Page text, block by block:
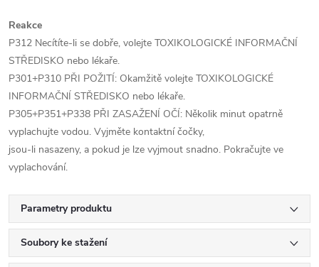
Reakce
P312 Necítíte-li se dobře, volejte TOXIKOLOGICKÉ INFORMAČNÍ
STŘEDISKO nebo lékaře.
P301+P310 PŘI POŽITÍ: Okamžitě volejte TOXIKOLOGICKÉ
INFORMAČNÍ STŘEDISKO nebo lékaře.
P305+P351+P338 PŘI ZASAŽENÍ OČÍ: Několik minut opatrně
vyplachujte vodou. Vyjměte kontaktní čočky,
jsou-li nasazeny, a pokud je lze vyjmout snadno. Pokračujte ve
vyplachování.
Parametry produktu
Soubory ke stažení